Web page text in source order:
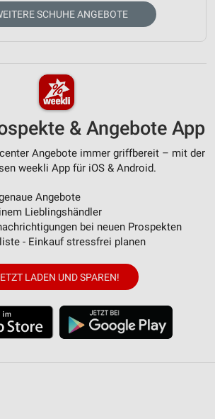
SCHUHE ANGEBOTE
& Angebote App
Angebote immer griffbereit – mit der
weekli App für iOS & Android.
Angebote
Lieblingshändler
bei neuen Prospekten
- Einkauf stressfrei planen
LADEN UND SPAREN!